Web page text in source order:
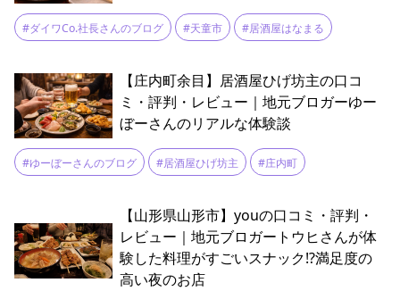
#ダイワCo.社長さんのブログ #天童市 #居酒屋はなまる
【庄内町余目】居酒屋ひげ坊主の口コ
ミ・評判・レビュー｜地元ブロガーゆー
ぼーさんのリアルな体験談
#ゆーぼーさんのブログ #居酒屋ひげ坊主 #庄内町
【山形県山形市】youの口コミ・評判・
レビュー｜地元ブロガートウヒさんが体
験した料理がすごいスナック!?満足度の
高い夜のお店